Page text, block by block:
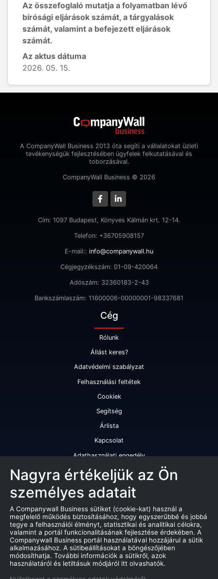
Az összefoglaló mutatja a folyamatban lévő
bírósági eljárások számát, a tárgyalások
számát, valamint a befejezett eljárások
számát.
Az aktus dátuma
2026. 05. 15.
A CompanyWall Business 2013 óta segíti a vállalatokat üzleti
tevékenységük fejlesztésében ügyfelek felkutatásával és
toborzásával.
CompanyWall Business © 2026
Cím: 1097 Budapest, Könyves Kálmán krt. 12-14.
Telefon: +36705908157
E-mail:: info@companywall.hu
Cégjegyzékszám: 01-09-420064
Adószám: 32360183-2-43
Bankszámlaszám: 11600006-00000001-98337681
Cég
Rólunk
Állást keres?
Adatvédelmi szabályzat
Felhasználási feltétek
Cookiek
Segítség
Árlista
Kapcsolat
Adathasználati engedély
Szolgáltatásaink
Cégminősítés
Cégminősítési riport
Kiváló cégminősítési tanúsítvány
Termékek
Companywall Business - Adattovábbítási szerződés
Nagyra értékeljük az Ön
személyes adatait
A Companywall Business sütiket (cookie-kat) használ a
megfelelő működés biztosításához, hogy egyszerűbbé és jobbá
tegye a felhasználói élményt, statisztikai és analitikai célokra,
valamint a portál funkcionalitásának fejlesztése érdekében. A
Companywall Business portál használatával hozzájárul a sütik
alkalmazásához. A sütibeállításokat a böngészőjében
módosíthatja. További információk a sütikről, azok
használatáról és letiltásuk módjáról itt olvashatók.